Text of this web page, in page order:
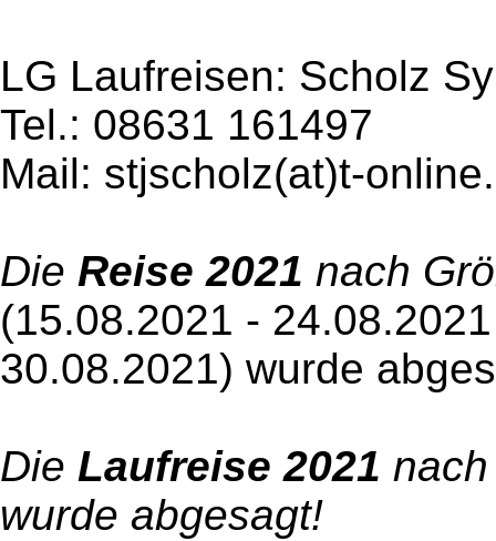
LG Laufreisen: Scholz
Tel.: 08631 161497
Mail: stjscholz(at)t-
Die Reise 2021 nach
(15.08.2021 -
30.08.2021) wurde
Die Laufreise 2021
wurde abgesagt!